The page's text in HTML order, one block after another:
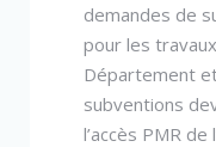
demandes de
pour les
Département
subventions
l’accès PMR de